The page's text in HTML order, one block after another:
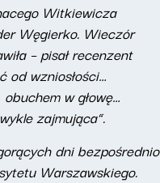
Witkiewicza
Węgierko. Wieczór
– pisał recenzent
od wzniosłości…
w głowę…
zajmująca”.
dni bezpośrednio
Warszawskiego.